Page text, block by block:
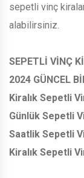
sepetli vinç
alabilirsiniz.
SEPETLİ VİNÇ
2024 GÜNCEL
Kiralık Sepetli
Günlük Sepetli
Saatlik Sepetli
Kiralık Sepetli